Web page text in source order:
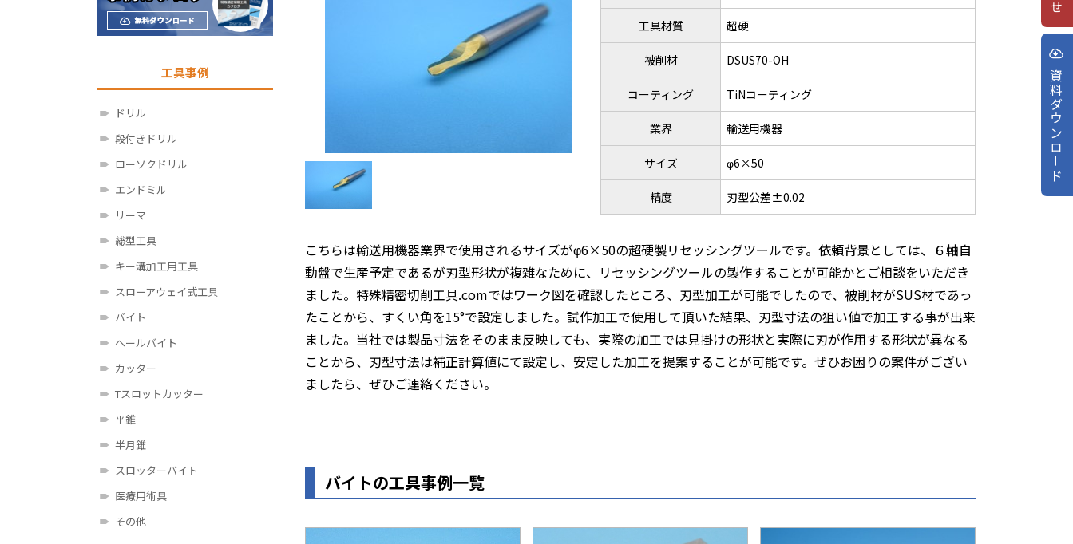
工具材質 超硬
被削材 DSUS70-OH
コーティング TiNコーティング
業界 輸送用機器
サイズ φ6×50
精度 刃型公差±0.02
こちらは輸送用機器業界で使用されるサイズがφ6×50の超硬製リセッシングツールです。依頼背景としては、６軸自
動盤で生産予定であるが刃型形状が複雑なために、リセッシングツールの製作することが可能かとご相談をいただき
ました。特殊精密切削工具.comではワーク図を確認したところ、刃型加工が可能でしたので、被削材がSUS材であっ
たことから、すくい角を15°で設定しました。試作加工で使用して頂いた結果、刃型寸法の狙い値で加工する事が出来
ました。当社では製品寸法をそのまま反映しても、実際の加工では見掛けの形状と実際に刃が作用する形状が異なる
ことから、刃型寸法は補正計算値にて設定し、安定した加工を提案することが可能です。ぜひお困りの案件がござい
ましたら、ぜひご連絡ください。
バイトの工具事例一覧
工具事例
ドリル
段付きドリル
ローソクドリル
エンドミル
リーマ
総型工具
キー溝加工用工具
スローアウェイ式工具
バイト
ヘールバイト
カッター
Tスロットカッター
平錐
半月錐
スロッターバイト
医療用術具
その他
資料ダウンロ－ド